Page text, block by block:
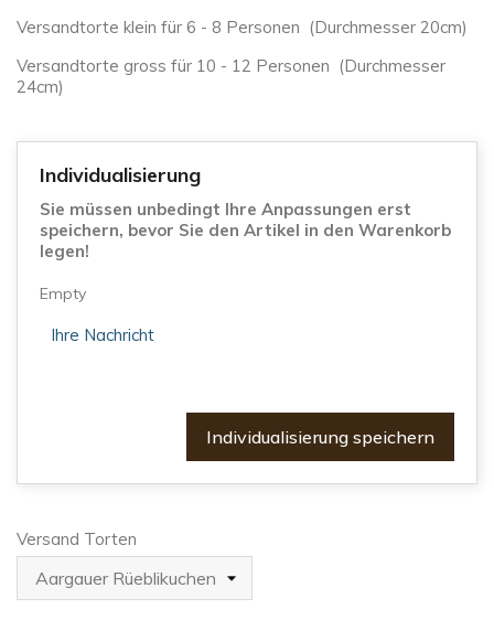
Versandtorte klein für 6 - 8 Personen (Durchmesser 20cm)
Versandtorte gross für 10 - 12 Personen (Durchmesser
24cm)
Individualisierung
Sie müssen unbedingt Ihre Anpassungen erst
speichern, bevor Sie den Artikel in den Warenkorb
legen!
Empty
Individualisierung speichern
Versand Torten